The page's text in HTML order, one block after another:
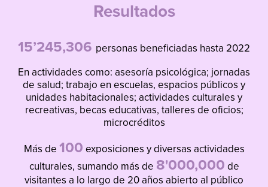
Resultados
15’245,306 personas beneficiadas hasta 2022
En actividades como: asesoría psicológica; jornadas
de salud; trabajo en escuelas, espacios públicos y
unidades habitacionales; actividades culturales y
recreativas, becas educativas, talleres de oficios;
microcréditos
Más de 100 exposiciones y diversas actividades
culturales, sumando más de 8'000,000 de
visitantes a lo largo de 20 años abierto al público